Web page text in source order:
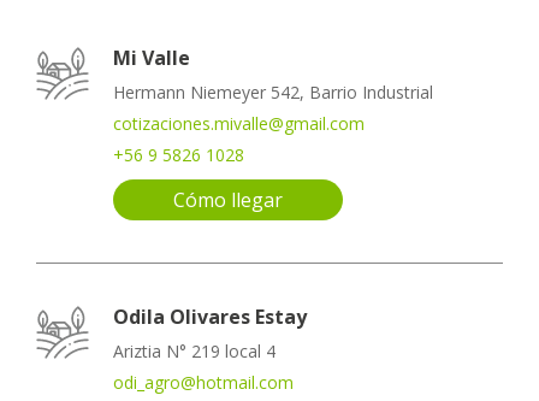
Mi Valle
Hermann Niemeyer 542, Barrio Industrial
cotizaciones.mivalle@gmail.com
+56 9 5826 1028
Cómo llegar
Odila Olivares Estay
Ariztia N° 219 local 4
odi_agro@hotmail.com